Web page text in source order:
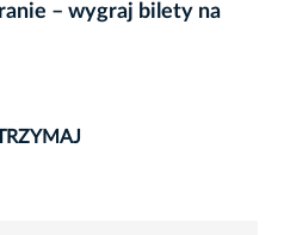
– wygraj bilety na